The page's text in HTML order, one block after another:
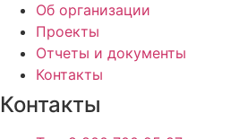
Об организации
Проекты
Отчеты и документы
Контакты
Контакты